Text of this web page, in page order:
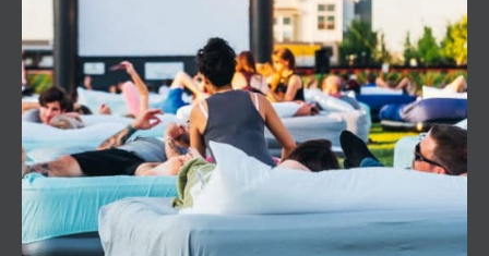
Cine de Verano